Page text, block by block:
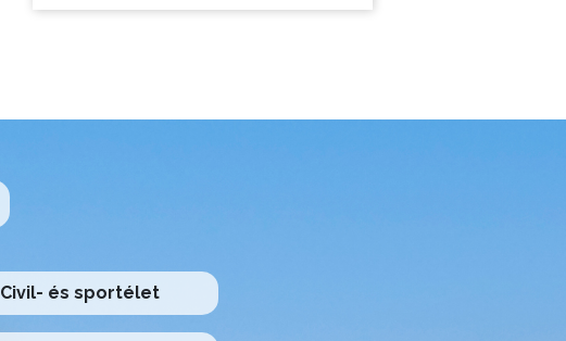
Civil- és sportélet